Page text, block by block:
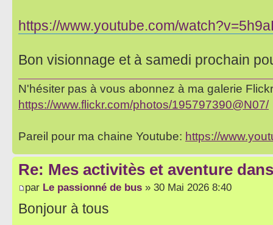
https://www.youtube.com/
Bon visionnage et à samedi prochain
N'hésiter pas à vous abonnez à ma galerie
https://www.flickr.com/photos/195797390@N07/
Pareil pour ma chaine Youtube: https://
Re: Mes activitès et aventure
par Le passionné de bus » 30 Mai 2026 8:40
Bonjour à tous